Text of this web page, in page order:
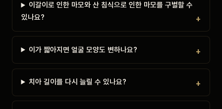
이갈이로 인한 마모와 산 침식으로 인한 마모를 구별할 수
있나요?
이가 짧아지면 얼굴 모양도 변하나요?
치아 길이를 다시 늘릴 수 있나요?